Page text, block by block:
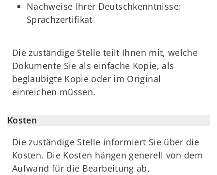
Nachweise Ihrer Deutschkenntnisse:
Sprachzertifikat
Die zuständige Stelle teilt Ihnen mit, welche
Dokumente Sie als einfache Kopie, als
beglaubigte Kopie oder im Original
einreichen müssen.
Kosten
Die zuständige Stelle informiert Sie über die
Kosten. Die Kosten hängen generell von dem
Aufwand für die Bearbeitung ab.